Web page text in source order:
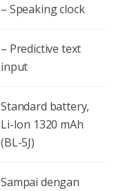
– Speaking clock
– Predictive text
input
Standard battery,
Li-Ion 1320 mAh
(BL-5J)
Sampai dengan